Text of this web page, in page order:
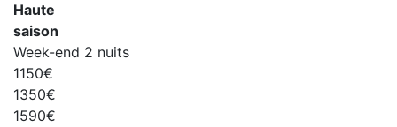
Haute
saison
Week-end 2 nuits
1150€
1350€
1590€